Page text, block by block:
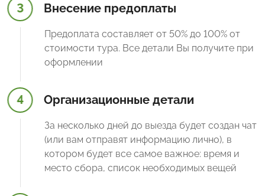
3 Внесение предоплаты
Предоплата составляет от 50% до 100% от
стоимости тура. Все детали Вы получите при
оформлении
4 Организационные детали
За несколько дней до выезда будет создан чат
(или вам отправят информацию лично), в
котором будет все самое важное: время и
место сбора, список необходимых вещей